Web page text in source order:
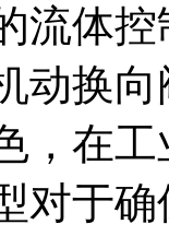
流体
动换
，在
对于